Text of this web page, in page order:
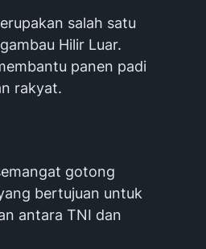
salah satu
Hilir Luar.
panen padi
rakyat.
gotong
bertujuan untuk
antara TNI dan